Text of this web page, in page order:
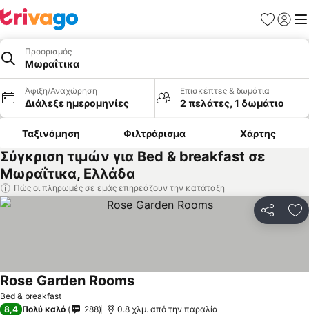
Προορισμός
Μωραΐτικα
Άφιξη/Αναχώρηση
Διάλεξε ημερομηνίες
Επισκέπτες & δωμάτια
2 πελάτες, 1 δωμάτιο
Ταξινόμηση Φιλτράρισμα Χάρτης
Σύγκριση τιμών για Bed & breakfast σε
Μωραΐτικα, Ελλάδα
Πώς οι πληρωμές σε εμάς επηρεάζουν την κατάταξη
Bed & breakfast
Rose Garden RoomsΕμφάνιση τιμών
8,4 Πολύ καλό 288 0.8 χλμ. από την παραλία